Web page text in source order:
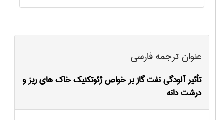
عنوان ترجمه فارسی
تأثیر آلودگی نفت گاز بر خواص ژئوتکنیک خاک های ریز و
درشت دانه